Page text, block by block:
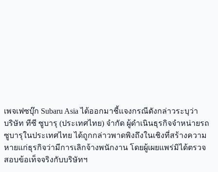
เพจเฟซบุ๊ก Subaru Asia ได้ออกมาชี้แจงกรณีดังกล่าวระบุว่า
บริษัท ทีซี ซูบารุ (ประเทศไทย) จำกัด ผู้ดำเนินธุรกิจจำหน่ายรถ
ซูบารุในประเทศไทย ได้ถูกกล่าวพาดพิงถึงในเชิงที่สร้างความ
หายแก่ธุรกิจว่ามีการเลิกจ้างพนักงาน โดยผู้เผยแพร่มิได้ตรวจ
สอบข้อเท็จจริงกับบริษัทฯ